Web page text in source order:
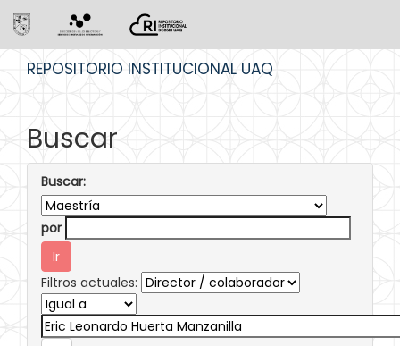
REPOSITORIO INSTITUCIONAL UAQ
Buscar
Buscar:
por
Filtros actuales: